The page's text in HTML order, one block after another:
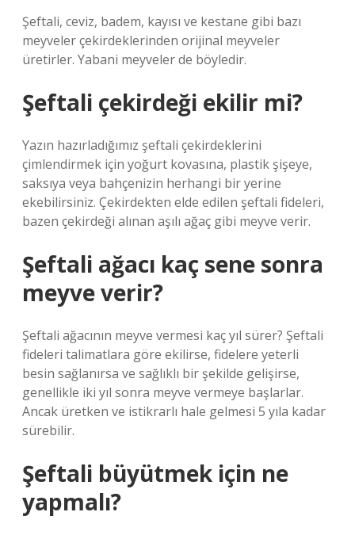
Şeftali, ceviz, badem, kayısı ve kestane gibi bazı
meyveler çekirdeklerinden orijinal meyveler
üretirler. Yabani meyveler de böyledir.
Şeftali çekirdeği ekilir mi?
Yazın hazırladığımız şeftali çekirdeklerini
çimlendirmek için yoğurt kovasına, plastik şişeye,
saksıya veya bahçenizin herhangi bir yerine
ekebilirsiniz. Çekirdekten elde edilen şeftali fideleri,
bazen çekirdeği alınan aşılı ağaç gibi meyve verir.
Şeftali ağacı kaç sene sonra
meyve verir?
Şeftali ağacının meyve vermesi kaç yıl sürer? Şeftali
fideleri talimatlara göre ekilirse, fidelere yeterli
besin sağlanırsa ve sağlıklı bir şekilde gelişirse,
genellikle iki yıl sonra meyve vermeye başlarlar.
Ancak üretken ve istikrarlı hale gelmesi 5 yıla kadar
sürebilir.
Şeftali büyütmek için ne
yapmalı?